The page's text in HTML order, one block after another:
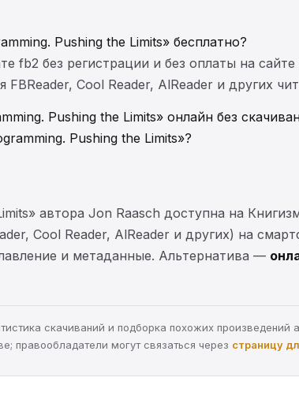
Pushing the Limits» бесплатно?
fb2 без регистрации и без оплаты на
Cool Reader, AlReader и других
Pushing the Limits» онлайн без
Pushing the Limits»?
автора Jon Raasch доступна на
Cool Reader, AlReader и других) на
и метаданные. Альтернатива —
скачиваний и подборка похожих
правообладатели могут связаться через страницу